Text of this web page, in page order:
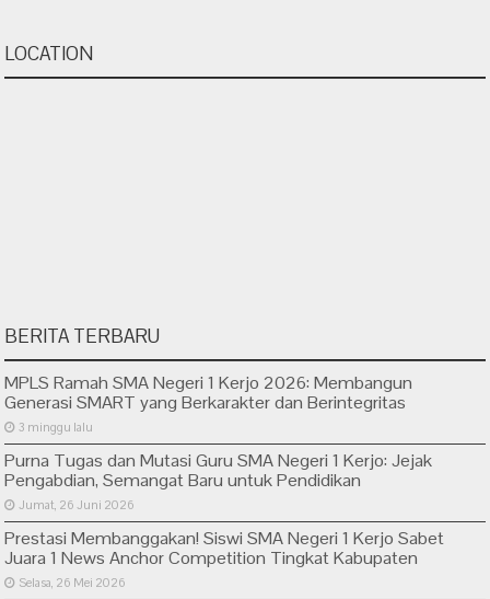
LOCATION
BERITA TERBARU
MPLS Ramah SMA Negeri 1 Kerjo 2026: Membangun
Generasi SMART yang Berkarakter dan Berintegritas
3 minggu lalu
Purna Tugas dan Mutasi Guru SMA Negeri 1 Kerjo: Jejak
Pengabdian, Semangat Baru untuk Pendidikan
Jumat, 26 Juni 2026
Prestasi Membanggakan! Siswi SMA Negeri 1 Kerjo Sabet
Juara 1 News Anchor Competition Tingkat Kabupaten
Selasa, 26 Mei 2026